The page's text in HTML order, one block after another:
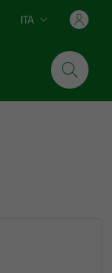
Lingua attiva:
ITA